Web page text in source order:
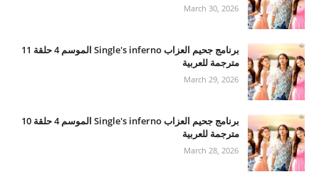
March 30, 2026
برنامج جحيم العزاب Single's inferno الموسم 4 حلقة 11
مترجمة للعربية
March 29, 2026
برنامج جحيم العزاب Single's inferno الموسم 4 حلقة 10
مترجمة للعربية
March 28, 2026